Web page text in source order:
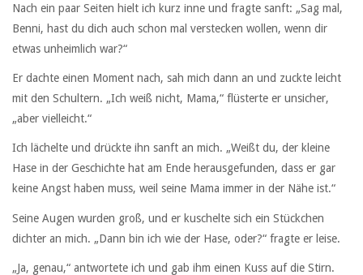
Nach ein paar Seiten hielt ich kurz inne und fragte sanft: „Sag mal,
Benni, hast du dich auch schon mal verstecken wollen, wenn dir
etwas unheimlich war?“
Er dachte einen Moment nach, sah mich dann an und zuckte leicht
mit den Schultern. „Ich weiß nicht, Mama,“ flüsterte er unsicher,
„aber vielleicht.“
Ich lächelte und drückte ihn sanft an mich. „Weißt du, der kleine
Hase in der Geschichte hat am Ende herausgefunden, dass er gar
keine Angst haben muss, weil seine Mama immer in der Nähe ist.“
Seine Augen wurden groß, und er kuschelte sich ein Stückchen
dichter an mich. „Dann bin ich wie der Hase, oder?“ fragte er leise.
„Ja, genau,“ antwortete ich und gab ihm einen Kuss auf die Stirn.